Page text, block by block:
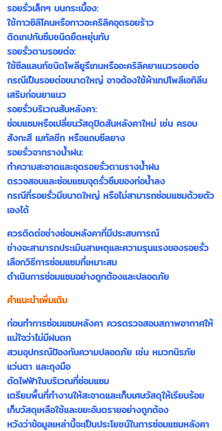
รอยรั่วเล็กๆ บนกระเบื้อง:
ใช้กาวซิลิโคนหรือกาวอะคริลิคอุดรอยร้าว
ติดเทปกันซึมชนิดยืดหยุ่นทับ
รอยรั่วตามรอยต่อ:
ใช้ซีลแลนท์ชนิดโพลียูรีเทนหรืออะคริลิคยาแนวรอยต่อ
กรณีเป็นรอยต่อขนาดใหญ่ อาจต้องใช้ผ้าเทปโพลีเอทิลีน
เสริมก่อนยาแนว
รอยรั่วบริเวณสันหลังคา:
ซ่อมแซมหรือเปลี่ยนวัสดุปิดสันหลังคาใหม่ เช่น ครอบ
สังกะสี เมทัลชีท หรือแถบซีลยาง
รอยรั่วจากรางน้ำฝน:
ทำความสะอาดและอุดรอยรั่วตามรางน้ำฝน
ตรวจสอบและซ่อมแซมจุดรั่วซึมของท่อน้ำลง
กรณีที่รอยรั่วมีขนาดใหญ่ หรือไม่สามารถซ่อมแซมด้วยตัว
เองได้
ควรติดต่อช่างซ่อมหลังคาที่มีประสบการณ์
ช่างจะสามารถประเมินสาเหตุและความรุนแรงของรอยรั่ว
เลือกวิธีการซ่อมแซมที่เหมาะสม
ดำเนินการซ่อมแซมอย่างถูกต้องและปลอดภัย
คำแนะนำเพิ่มเติม
ก่อนทำการซ่อมแซมหลังคา ควรตรวจสอบสภาพอากาศให้
แน่ใจว่าไม่มีฝนตก
สวมอุปกรณ์ป้องกันความปลอดภัย เช่น หมวกนิรภัย
แว่นตา และถุงมือ
ตัดไฟฟ้าในบริเวณที่ซ่อมแซม
เตรียมพื้นที่ทำงานให้สะอาดและเก็บเศษวัสดุให้เรียบร้อย
เก็บวัสดุเหลือใช้และขยะอันตรายอย่างถูกต้อง
หวังว่าข้อมูลเหล่านี้จะเป็นประโยชน์ในการซ่อมแซมหลังคา